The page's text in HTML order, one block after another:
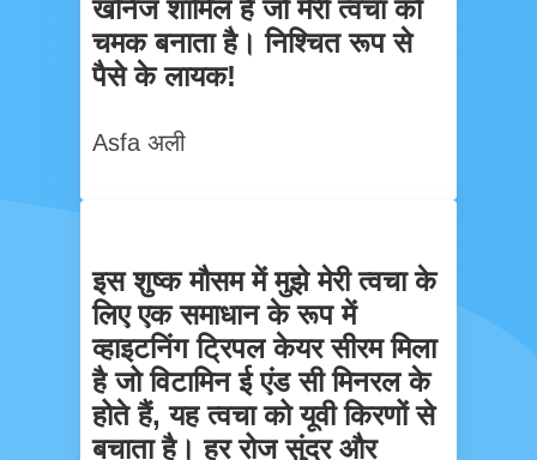
खनिज शामिल हैं जो मेरी त्वचा को
चमक बनाता है। निश्चित रूप से
पैसे के लायक!
Asfa अली
इस शुष्क मौसम में मुझे मेरी त्वचा के
लिए एक समाधान के रूप में
व्हाइटनिंग ट्रिपल केयर सीरम मिला
है जो विटामिन ई एंड सी मिनरल के
होते हैं, यह त्वचा को यूवी किरणों से
बचाता है। हर रोज सुंदर और